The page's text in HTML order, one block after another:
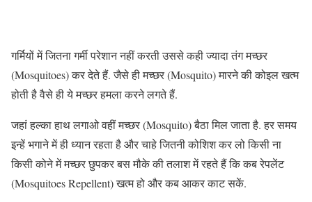
गर्मियों में जितना गर्मी परेशान नहीं करती उससे कही ज्यादा तंग मच्छर
(Mosquitoes) कर देते हैं. जैसे ही मच्छर (Mosquito) मारने की कोइल खत्म
होती है वैसे ही ये मच्छर हमला करने लगते हैं.
जहां हल्का हाथ लगाओ वहीं मच्छर (Mosquito) बैठा मिल जाता है. हर समय
इन्हें भगाने में ही ध्यान रहता है और चाहे जितनी कोशिश कर लो किसी ना
किसी कोने में मच्छर छुपकर बस मौके की तलाश में रहते हैं कि कब रेपलेंट
(Mosquitoes Repellent) खत्म हो और कब आकर काट सकें.